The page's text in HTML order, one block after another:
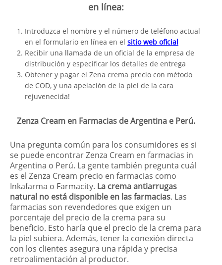
en línea:
Introduzca el nombre y el número de teléfono actual
en el formulario en línea en el sitio web oficial
Recibir una llamada de un oficial de la empresa de
distribución y especificar los detalles de entrega
Obtener y pagar el Zena crema precio con método
de COD, y una apelación de la piel de la cara
rejuvenecida!
Zenza Cream en Farmacias de Argentina e Perú.
Una pregunta común para los consumidores es si
se puede encontrar Zenza Cream en farmacias in
Argentina o Perú. La gente también pregunta cuál
es el Zenza Cream precio en farmacias como
Inkafarma o Farmacity. La crema antiarrugas
natural no está disponible en las farmacias. Las
farmacias son revendedores que exigen un
porcentaje del precio de la crema para su
beneficio. Esto haría que el precio de la crema para
la piel subiera. Además, tener la conexión directa
con los clientes asegura una rápida y precisa
retroalimentación al productor.